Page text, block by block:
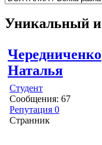
Уникальный и
Чередниченко
Наталья
Студент
Сообщения: 67
Репутация 0
Странник